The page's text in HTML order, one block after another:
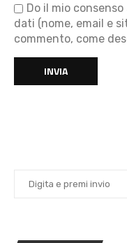
Do il mio
dati (nome, email e
commento, come